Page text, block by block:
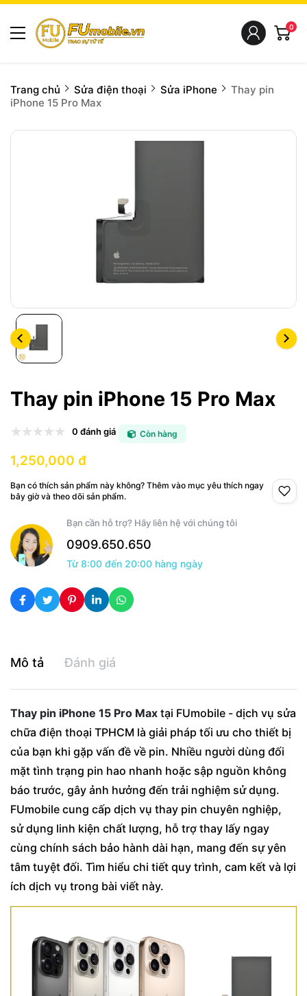
0
Trang chủ Sửa điện thoại Sửa iPhone
Thay pin
iPhone 15 Pro Max
Thay pin iPhone 15 Pro Max
0 đánh giá Còn hàng
1,250,000 đ
Bạn có thích sản phẩm này không? Thêm vào mục yêu thích ngay
bây giờ và theo dõi sản phẩm.
Bạn cần hỗ trợ? Hãy liên hệ với chúng tôi
0909.650.650
Từ 8:00 đến 20:00 hàng ngày
Mô tả Đánh giá
Thay pin iPhone 15 Pro Max tại FUmobile - dịch vụ sửa
chữa điện thoại TPHCM là giải pháp tối ưu cho thiết bị
của bạn khi gặp vấn đề về pin. Nhiều người dùng đối
mặt tình trạng pin hao nhanh hoặc sập nguồn không
báo trước, gây ảnh hưởng đến trải nghiệm sử dụng.
FUmobile cung cấp dịch vụ thay pin chuyên nghiệp,
sử dụng linh kiện chất lượng, hỗ trợ thay lấy ngay
cùng chính sách bảo hành dài hạn, mang đến sự yên
tâm tuyệt đối. Tìm hiểu chi tiết quy trình, cam kết và lợi
ích dịch vụ trong bài viết này.